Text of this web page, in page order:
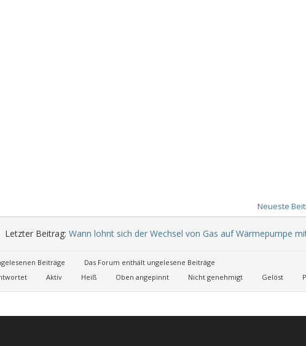
Neueste
Letzter Beitrag:Wann lohnt sich der Wechsel von Gas auf Wärmepumpe
Beiträge
Das Forum enthält ungelesene Beiträge
Aktiv Heiß Oben angepinnt Nicht genehmigt Gelöst